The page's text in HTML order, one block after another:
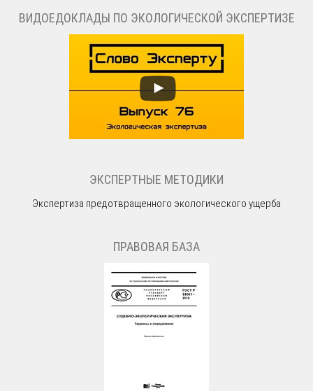
ВИДОЕДОКЛАДЫ ПО ЭКОЛОГИЧЕСКОЙ ЭКСПЕРТИЗЕ
ЭКСПЕРТНЫЕ МЕТОДИКИ
Экспертиза предотвращенного экологического ущерба
ПРАВОВАЯ БАЗА